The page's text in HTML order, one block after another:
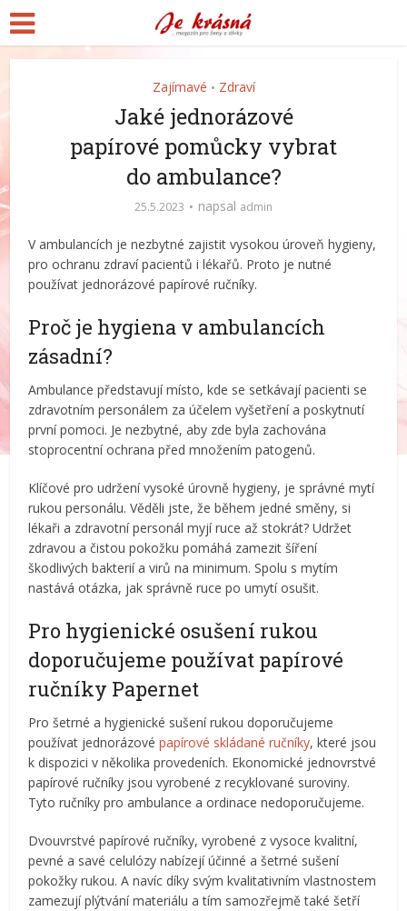
Zajímavé • Zdraví
Jaké jednorázové
papírové pomůcky vybrat
do ambulance?
25.5.2023 napsal admin
V ambulancích je nezbytné zajistit vysokou úroveň hygieny,
pro ochranu zdraví pacientů i lékařů. Proto je nutné
používat jednorázové papírové ručníky.
Proč je hygiena v ambulancích
zásadní?
Ambulance představují místo, kde se setkávají pacienti se
zdravotním personálem za účelem vyšetření a poskytnutí
první pomoci. Je nezbytné, aby zde byla zachována
stoprocentní ochrana před množením patogenů.
Klíčové pro udržení vysoké úrovně hygieny, je správné mytí
rukou personálu. Věděli jste, že během jedné směny, si
lékaři a zdravotní personál myjí ruce až stokrát? Udržet
zdravou a čistou pokožku pomáhá zamezit šíření
škodlivých bakterií a virů na minimum. Spolu s mytím
nastává otázka, jak správně ruce po umytí osušit.
Pro hygienické osušení rukou
doporučujeme používat papírové
ručníky Papernet
Pro šetrné a hygienické sušení rukou doporučujeme
používat jednorázovépapírové skládané ručníky, které jsou
k dispozici v několika provedeních. Ekonomické jednovrstvé
papírové ručníky jsou vyrobené z recyklované suroviny.
Tyto ručníky pro ambulance a ordinace nedoporučujeme.
Dvouvrstvé papírové ručníky, vyrobené z vysoce kvalitní,
pevné a savé celulózy nabízejí účinné a šetrné sušení
pokožky rukou. A navíc díky svým kvalitativním vlastnostem
zamezují plýtvání materiálu a tím samozřejmě také šetří